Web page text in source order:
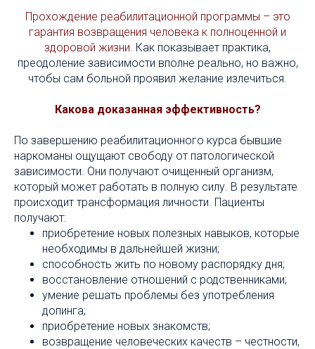
Прохождение реабилитационной программы – это
гарантия возвращения человека к полноценной и
здоровой жизни. Как показывает практика,
преодоление зависимости вполне реально, но важно,
чтобы сам больной проявил желание излечиться.
Какова доказанная эффективность?
По завершению реабилитационного курса бывшие
наркоманы ощущают свободу от патологической
зависимости. Они получают очищенный организм,
который может работать в полную силу. В результате
происходит трансформация личности. Пациенты
получают:
приобретение новых полезных навыков, которые
необходимы в дальнейшей жизни;
способность жить по новому распорядку дня;
восстановление отношений с родственниками;
умение решать проблемы без употребления
допинга;
приобретение новых знакомств;
возвращение человеческих качеств – честности,